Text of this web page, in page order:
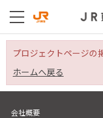
プロジェクトページの
ホームへ戻る
会社概要